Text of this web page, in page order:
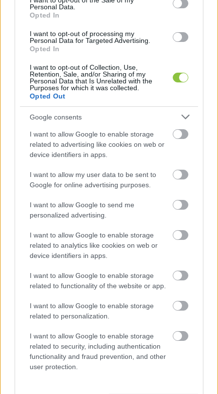
Personal Data.
Opted In
I want to opt-out of processing my
Personal Data for Targeted Advertising.
Opted In
I want to opt-out of Collection, Use,
Retention, Sale, and/or Sharing of my
Personal Data that Is Unrelated with the
Purposes for which it was collected.
Opted Out
Google consents
I want to allow Google to enable storage
related to advertising like cookies on web or
device identifiers in apps.
I want to allow my user data to be sent to
Google for online advertising purposes.
I want to allow Google to send me
personalized advertising.
I want to allow Google to enable storage
related to analytics like cookies on web or
device identifiers in apps.
I want to allow Google to enable storage
related to functionality of the website or app.
I want to allow Google to enable storage
related to personalization.
I want to allow Google to enable storage
related to security, including authentication
functionality and fraud prevention, and other
user protection.
HIRDETÉS
Hogy kampányeseményről volt szó, mi sem jelzi
jobban, mint a kormany.hu oldalon
„A jelenleg kialakulóban lévő új világrendben
alaposan felértékelődik a tapasztalat, a
kiszámíthatóság és a biztonság, s ezért most
valóban olyanoknak kell állniuk a kormányrúdnál,
akik már sok mindent láttak – jelentette ki Szijjártó
Péter külgazdasági és külügyminiszter kedden